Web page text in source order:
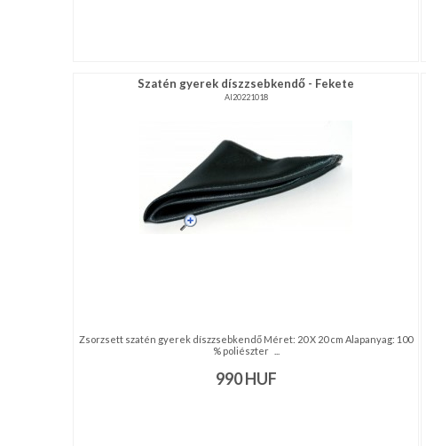
Szatén gyerek díszzsebkendő - Fekete
AI20221018
Zsorzsett szatén gyerek díszzsebkendő Méret: 20 X 20 cm Alapanyag: 100
% poliészter ...
990HUF